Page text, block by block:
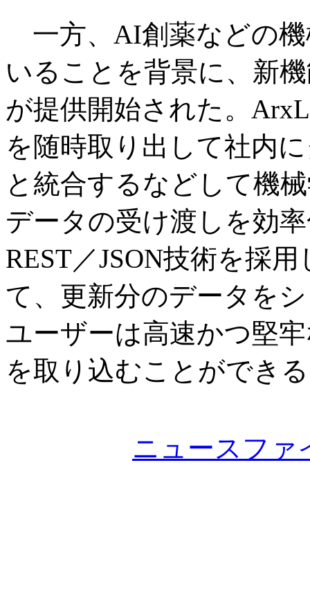
一方、AI創薬などの
いることを背景に、新
が提供開始された。
を随時取り出して社内
と統合するなどして機
データの受け渡しを効
REST／JSON技術を採
て、更新分のデータを
ユーザーは高速かつ堅
を取り込むことができ
ニュースファ